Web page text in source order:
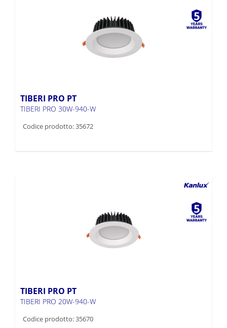
TIBERI PRO PT
TIBERI PRO 30W-940-W
Codice prodotto: 35672
TIBERI PRO PT
TIBERI PRO 20W-940-W
Codice prodotto: 35670